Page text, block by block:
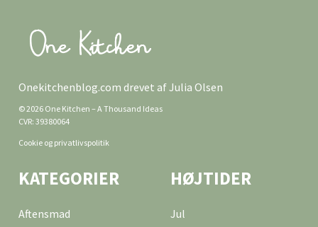
Onekitchenblog.com drevet af Julia Olsen
© 2026 One Kitchen – A Thousand Ideas
CVR: 39380064
Cookie og privatlivspolitik
KATEGORIER
Aftensmad
HØJTIDER
Jul